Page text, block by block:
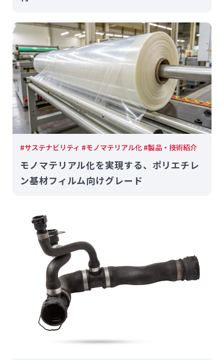
#サステナビリティ #モノマテリアル化 #製品・技術紹介
モノマテリアル化を実現する、ポリエチレ
ン基材フィルム向けグレード